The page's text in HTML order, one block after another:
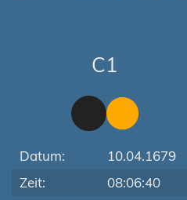
C1
Datum:
10.04.1679
Zeit:
08:06:40